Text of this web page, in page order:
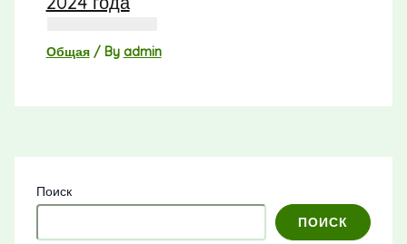
Общая/ By admin
Поиск
ПОИСК